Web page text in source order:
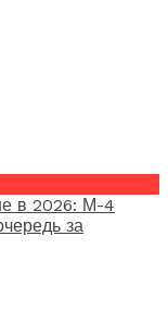
в 2026: М-4
за